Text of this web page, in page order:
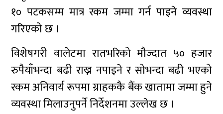
१० पटकसम्म मात्र रकम जम्मा गर्न पाइने व्यवस्था
गरिएको छ ।
विशेषगरी वालेटमा रातभरिको मौज्दात ५० हजार
रुपैयाँभन्दा बढी राख्न नपाइने र सोभन्दा बढी भएको
रकम अनिवार्य रूपमा ग्राहककै बैंक खातामा जम्मा हुने
व्यवस्था मिलाउनुपर्ने निर्देशनमा उल्लेख छ ।